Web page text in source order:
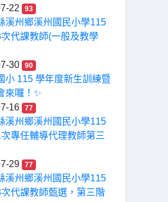
22
93
溪州鄉溪州國民小學115
代課教師(一般及教學
30
90
小 115 學年度新生訓練暨
來囉！✨
16
77
溪州鄉溪州國民小學115
專任輔導代理教師第三
29
77
溪州鄉溪州國民小學115
代課教師甄選，第三階